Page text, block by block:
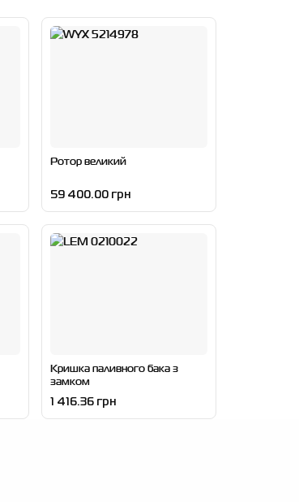
Ротор великий
59 400.00 грн
Кришка паливного бака з
замком
1 416.36 грн